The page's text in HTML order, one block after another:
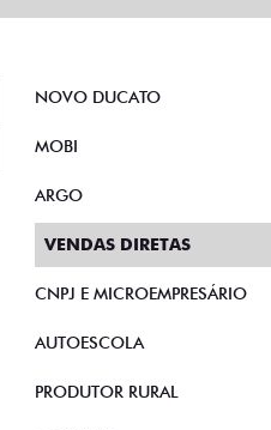
NOVO DUCATO
MOBI
ARGO
VENDAS DIRETAS
CNPJ E MICROEMPRESÁRIO
AUTOESCOLA
PRODUTOR RURAL